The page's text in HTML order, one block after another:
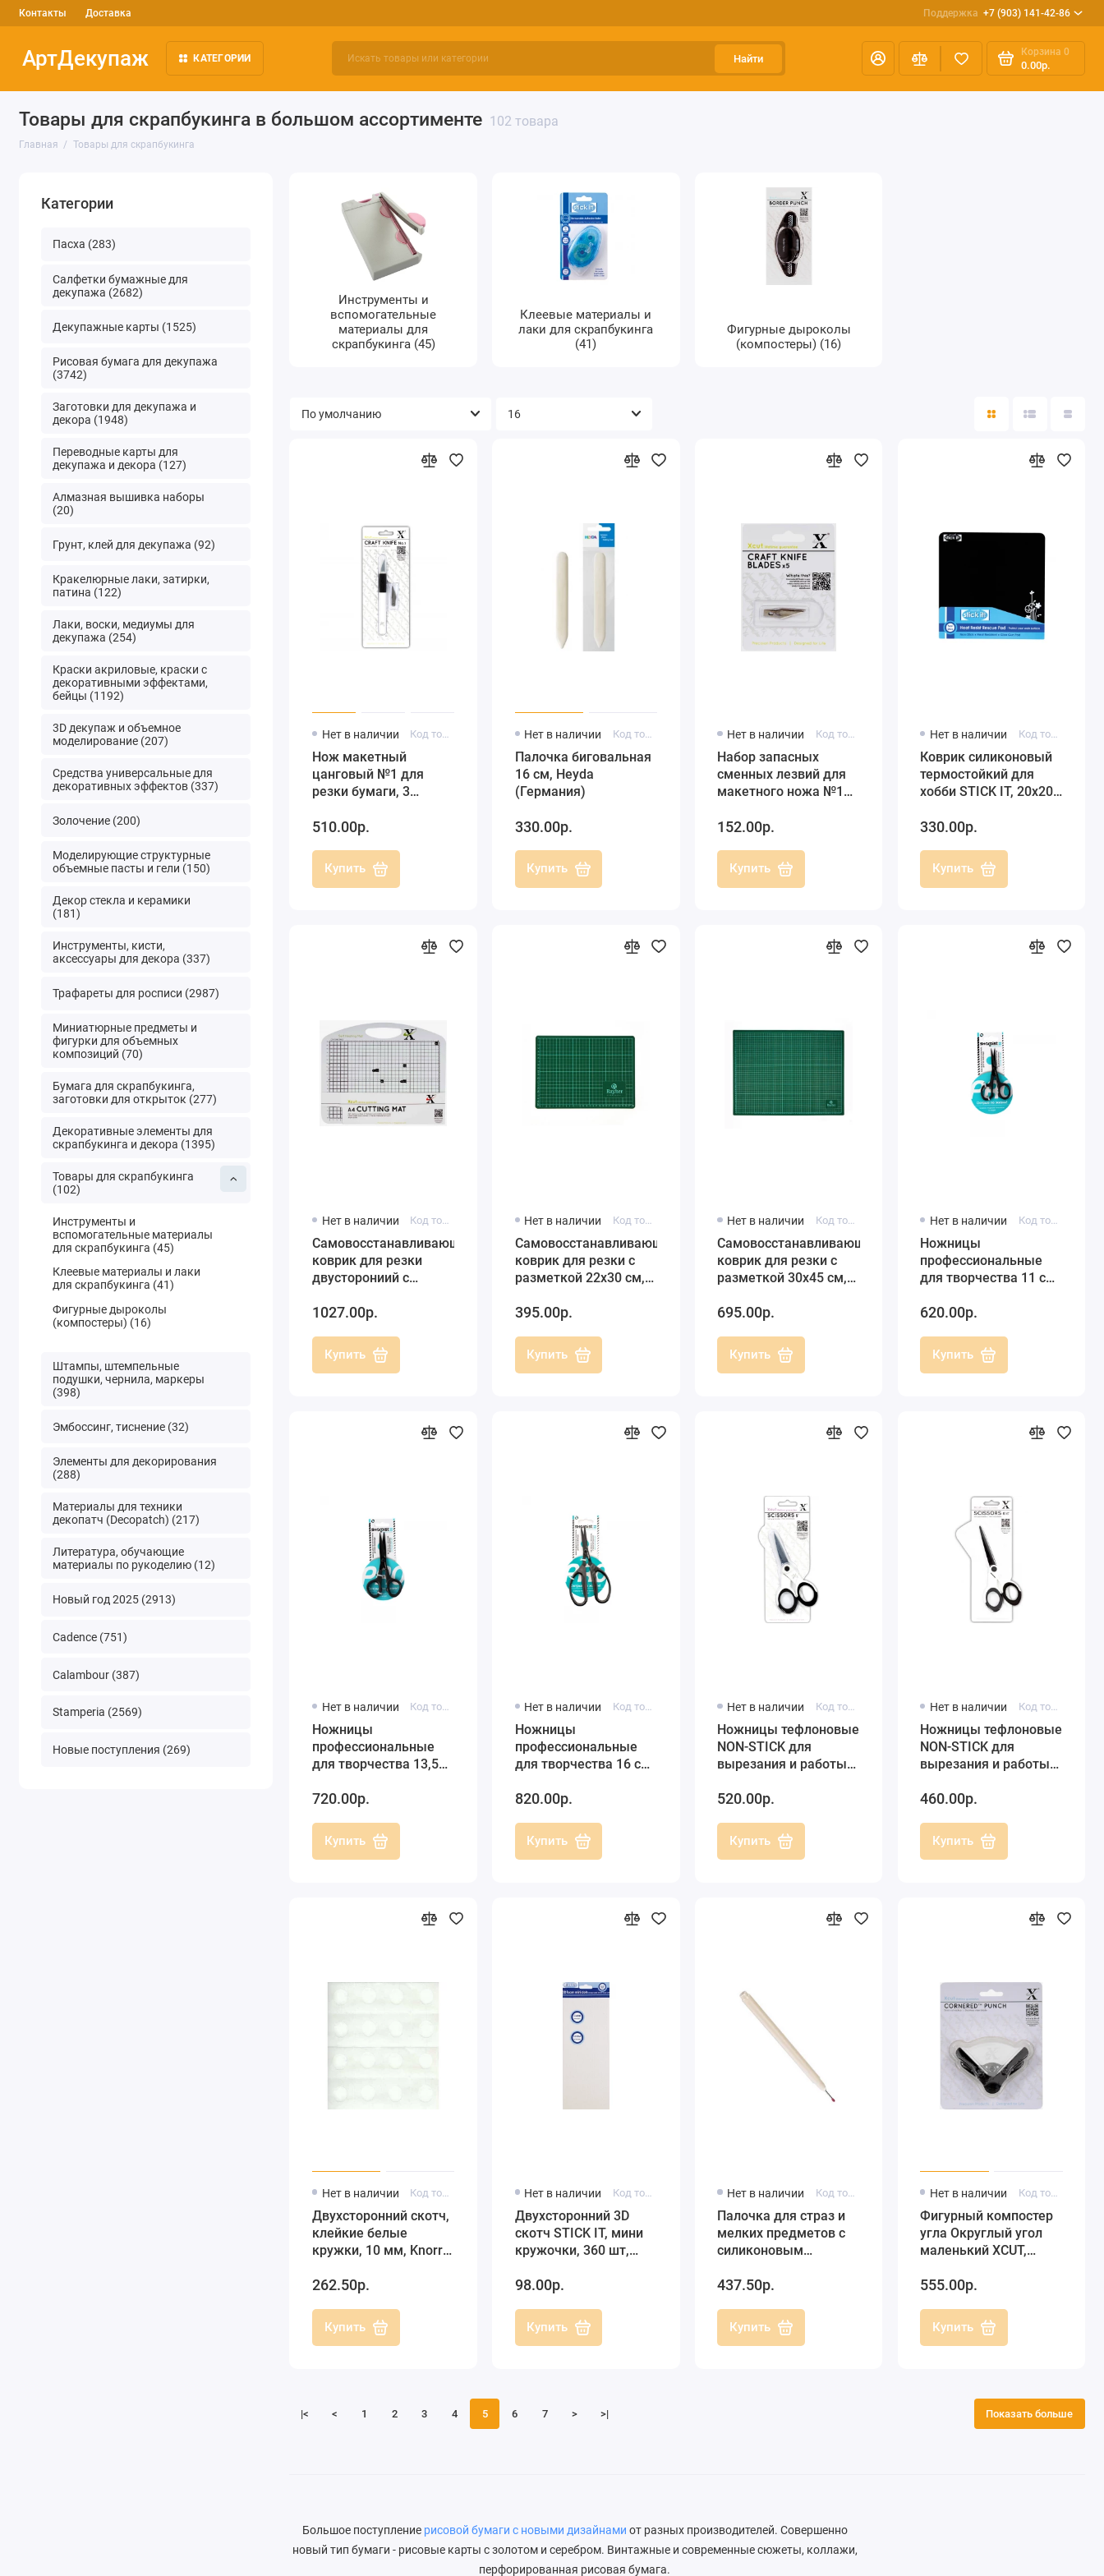
Контакты Доставка Поддержка +7 (903) 141-42-86
АртДекупаж КАТЕГОРИИ Найти
Корзина 0
0.00р.
Товары для скрапбукинга в большом ассортименте 102 товара
Главная Товары для скрапбукинга
Категории
Пасха (283)
Салфетки бумажные для
декупажа (2682)
Декупажные карты (1525)
Рисовая бумага для декупажа
(3742)
Заготовки для декупажа и
декора (1948)
Переводные карты для
декупажа и декора (127)
Алмазная вышивка наборы
(20)
Грунт, клей для декупажа (92)
Кракелюрные лаки, затирки,
патина (122)
Лаки, воски, медиумы для
декупажа (254)
Краски акриловые, краски с
декоративными эффектами,
бейцы (1192)
3D декупаж и объемное
моделирование (207)
Средства универсальные для
декоративных эффектов (337)
Золочение (200)
Моделирующие структурные
объемные пасты и гели (150)
Декор стекла и керамики
(181)
Инструменты, кисти,
аксессуары для декора (337)
Трафареты для росписи (2987)
Миниатюрные предметы и
фигурки для объемных
композиций (70)
Бумага для скрапбукинга,
заготовки для открыток (277)
Декоративные элементы для
скрапбукинга и декора (1395)
Товары для скрапбукинга
(102)
Инструменты и
вспомогательные материалы
для скрапбукинга (45)
Клеевые материалы и лаки
для скрапбукинга (41)
Фигурные дыроколы
(компостеры) (16)
Штампы, штемпельные
подушки, чернила, маркеры
(398)
Эмбоссинг, тиснение (32)
Элементы для декорирования
(288)
Материалы для техники
декопатч (Decopatch) (217)
Литература, обучающие
материалы по рукоделию (12)
Новый год 2025 (2913)
Cadence (751)
Calambour (387)
Stamperia (2569)
Новые поступления (269)
Инструменты и
вспомогательные
материалы для
скрапбукинга (45)
Клеевые материалы и
лаки для скрапбукинга
(41)
Фигурные дыроколы
(компостеры) (16)
Нет в наличии Код товара: XCU255100
Нож макетный
цанговый №1 для
резки бумаги, 3
HCUT
510.00р.
Купить
Нет в наличии Код товара: 204889598
Палочка биговальная
16 см, Heyda
(Германия)
330.00р.
Купить
Нет в наличии Код товара: XCU255101
Набор запасных
сменных лезвий для
макетного ножа №1
HCUT
152.00р.
Купить
Нет в наличии Код товара: STI8002
Коврик силиконовый
термостойкий для
хобби STICK IT, 20х20
330.00р.
Купить
Нет в наличии Код товара: XCU268431
Самовосстанавливающийся
коврик для резки
двусторониий с
DoCrafts
1027.00р.
Купить
Нет в наличии Код товара: 8923400
Самовосстанавливающийся
коврик для резки с
разметкой 22х30 см,
395.00р.
Купить
Нет в наличии Код товара: 8923500
Самовосстанавливающийся
коврик для резки с
разметкой 30х45 см,
695.00р.
Купить
Нет в наличии Код товара: SPA45N
Ножницы
профессиональные
для творчества 11 см,
620.00р.
Купить
Нет в наличии Код товара: SPA55N
Ножницы
профессиональные
для творчества 13,5
(Тайвань)
720.00р.
Купить
Нет в наличии Код товара: SPA65
Ножницы
профессиональные
для творчества 16 см,
820.00р.
Купить
Нет в наличии Код товара: XCU255202
Ножницы тефлоновые
NON-STICK для
вырезания и работы
XCUT
520.00р.
Купить
Нет в наличии Код товара: XCU255203
Ножницы тефлоновые
NON-STICK для
вырезания и работы
дюйма, XCUT
460.00р.
Купить
Нет в наличии Код товара: 1604915
Двухсторонний скотч,
клейкие белые
кружки, 10 мм, Knorr
262.50р.
Купить
Нет в наличии Код товара: STI4002
Двухсторонний 3D
скотч STICK IT, мини
кружочки, 360 шт,
98.00р.
Купить
Нет в наличии Код товара: 5590101
Палочка для страз и
мелких предметов с
силиконовым
prandell
437.50р.
Купить
Нет в наличии Код товара: XCU257001
Фигурный компостер
угла Округлый угол
маленький XCUT,
555.00р.
Купить
|< < 1 2 3 4 5 6 7 > >| Показать больше
Большое поступление рисовой бумаги с новыми дизайнами от разных производителей. Совершенно
новый тип бумаги - рисовые карты с золотом и серебром. Винтажные и современные сюжеты, коллажи,
перфорированная рисовая бумага.